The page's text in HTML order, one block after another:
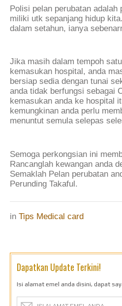
Polisi pelan perubatan
miliki utk sepanjang hidup
dalam setahun, ianya
Jika masih dalam tempoh
kemasukan hospital, anda
bersiap sedia dengan tunai
anda tidak berfungsi sebagai
kemasukan anda ke hospital
kemungkinan anda perlu
menuntut semula selepas
Semoga perkongsian ini
Rancanglah kewangan anda
Semaklah Pelan perubatan
Perunding Takaful.
in Tips Medical card
Dapatkan Update Terkini!
Isi alamat emel anda disini, dapat